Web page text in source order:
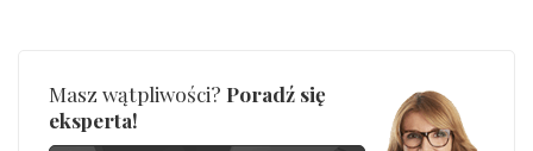
Masz wątpliwości? Poradź się
eksperta!